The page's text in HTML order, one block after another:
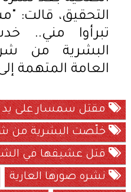
التحقيق، قالت:
تبرأوا مني..
البشرية من
العامة المتهمة
مقتل سمسار على
خلّصت البشرية من
قتل عشيقها في
نشره صورها العارية